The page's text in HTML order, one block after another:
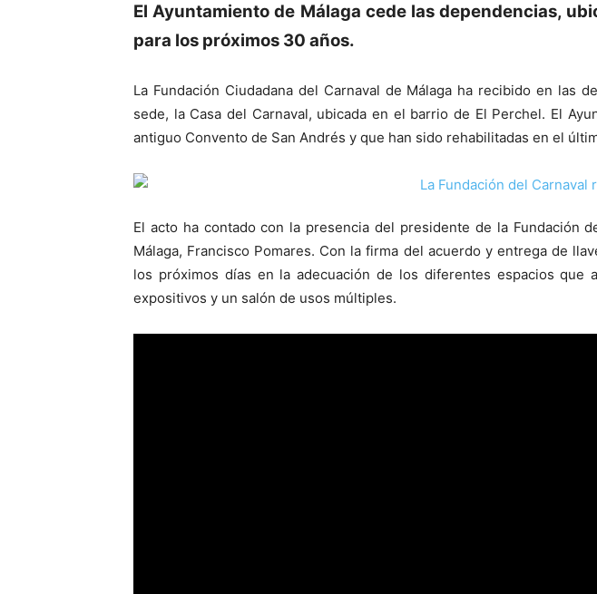
El Ayuntamiento de Málaga cede las dependencias,
para los próximos 30 años.
La Fundación Ciudadana del Carnaval de Málaga ha recibido en las
sede, la Casa del Carnaval, ubicada en el barrio de El Perchel. El
antiguo Convento de San Andrés y que han sido rehabilitadas en el
El acto ha contado con la presencia del presidente de la Fundación
Málaga, Francisco Pomares. Con la firma del acuerdo y entrega de
los próximos días en la adecuación de los diferentes espacios que
expositivos y un salón de usos múltiples.